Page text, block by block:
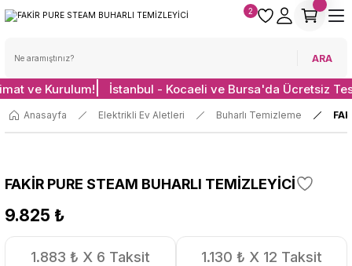
ARA
2
ve Kurulum! İstanbul - Kocaeli ve Bursa'da Ücretsiz
Anasayfa Elektrikli Ev Aletleri Buharlı Temizleme
FAKİR PURE STEAM BUHARLI TEMİZLEYİCİ
9.825 ₺
1.883 ₺ X 6 Taksit 1.130 ₺ X 12 Taksit